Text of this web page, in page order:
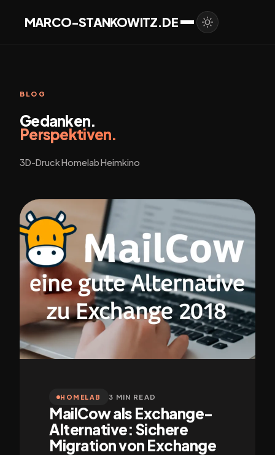
MARCO-STANKOWITZ.DE
BLOG
Gedanken.
Perspektiven.
3D-Druck Homelab Heimkino
HOMELAB 3 MIN READ
MailCow als Exchange-
Alternative: Sichere
Migration von Exchange